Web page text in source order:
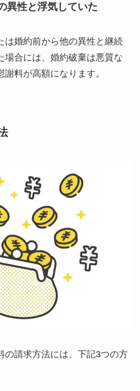
異性と浮気していた
は婚約前から他の異性と継続
場合には、婚約破棄は悪質な
謝料が高額になります。
の請求方法には、下記3つの方